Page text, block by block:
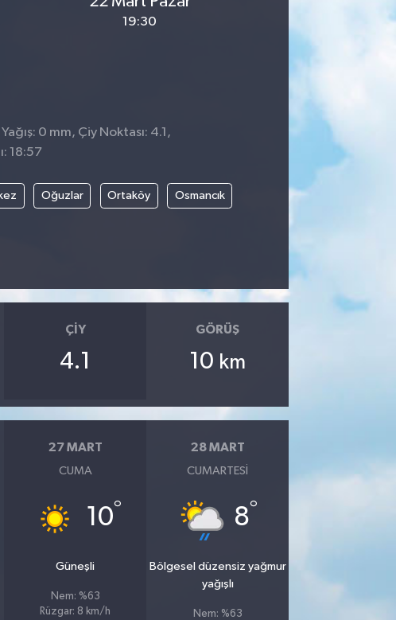
19:30
0 mm, Çiy Noktası: 4.1,
18:57
Oğuzlar Ortaköy Osmancık
ÇIY
4.1
GÖRÜŞ
10 km
27 MART
CUMA
10°
Güneşli
Nem: %63
Rüzgar: 8 km/h
28 MART
CUMARTESI
8°
Bölgesel düzensiz yağmur
yağışlı
Nem: %63